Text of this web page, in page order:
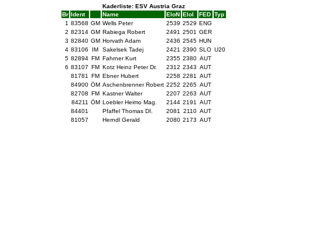
Kaderliste: ESV Austria Graz
Br Ident Name EloN EloI FED Typ
1 83568 GM Wells Peter 2539 2529 ENG
2 82314 GM Rabiega Robert 2491 2501 GER
3 82840 GM Horvath Adam 2436 2545 HUN
4 83106 IM Sakelsek Tadej 2421 2390 SLO U20
5 82894 FM Fahrner Kurt 2355 2380 AUT
6 83107 FM Kotz Heinz Peter Dr. 2312 2343 AUT
81781
FM Ebner Hubert 2258 2281
AUT
84900 ÖM Aschenbrenner Robert 2252 2265 AUT
82708 FM Kastner Walter 2207 2263 AUT
84211 ÖM Loebler Heimo Mag. 2144 2191
AUT
84401
Pfaffel Thomas DI. 2081 2110 AUT
81057
Herndl Gerald 2080 2173 AUT